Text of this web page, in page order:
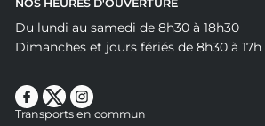
NOS HEURES D'OUVERTURE
Du lundi au samedi de 8h30 à 18h30
Dimanches et jours fériés de 8h30 à 17h
Transports en commun